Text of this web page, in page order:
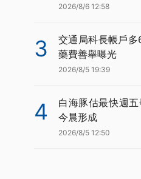
2026/8/6 12:58
3
交通局科長帳戶
藥費善舉曝光
2026/8/5 19:39
4
白海豚估最快週
今晨形成
2026/8/5 12:50